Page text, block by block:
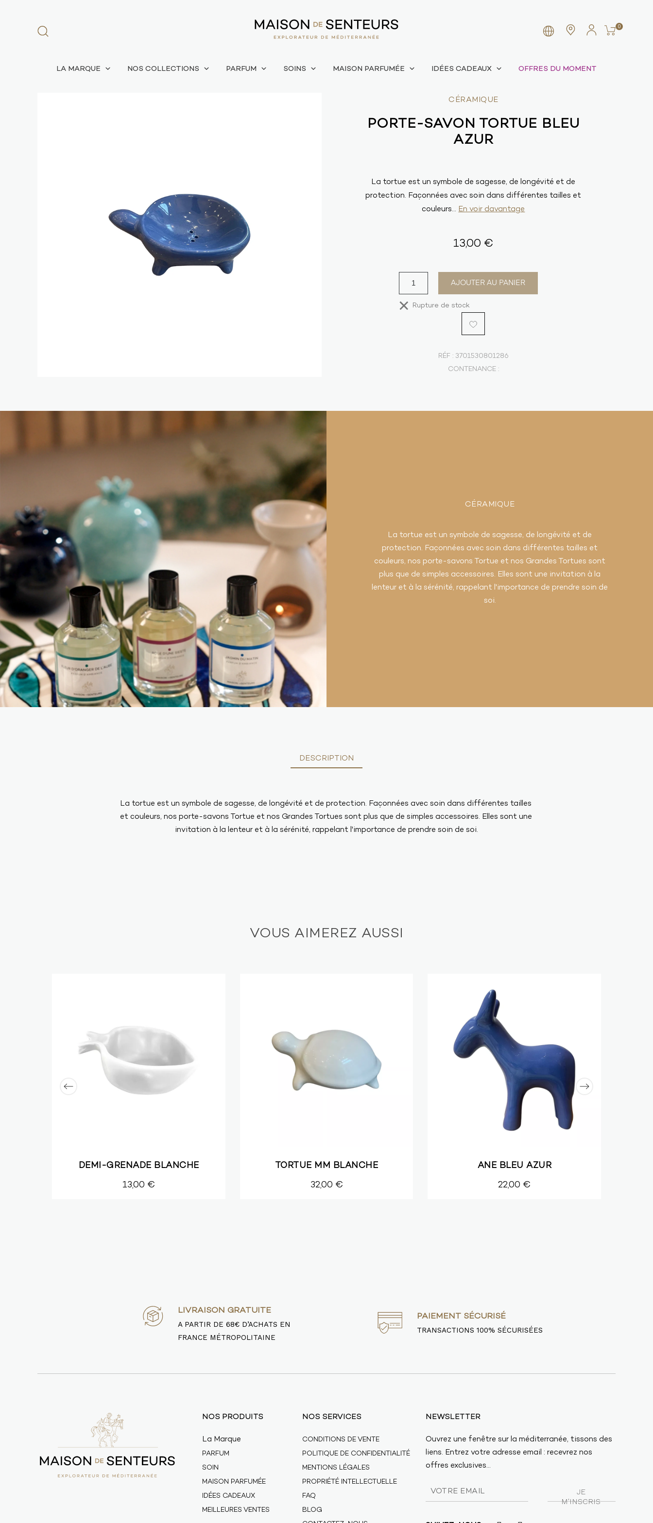
0
LA MARQUE NOS COLLECTIONS PARFUM SOINS MAISON PARFUMÉE IDÉES CADEAUX OFFRES DU MOMENT
CÉRAMIQUE
PORTE-SAVON TORTUE BLEU
AZUR
La tortue est un symbole de sagesse, de longévité et de
protection. Façonnées avec soin dans différentes tailles et
couleurs... En voir davantage
13,00 €
AJOUTER AU PANIER
Rupture de stock
RÉF : 3701530801286
CONTENANCE :
CÉRAMIQUE
La tortue est un symbole de sagesse, de longévité et de
protection. Façonnées avec soin dans différentes tailles et
couleurs, nos porte-savons Tortue et nos Grandes Tortues sont
plus que de simples accessoires. Elles sont une invitation à la
lenteur et à la sérénité, rappelant l'importance de prendre soin de
soi.
DESCRIPTION
La tortue est un symbole de sagesse, de longévité et de protection. Façonnées avec soin dans différentes tailles
et couleurs, nos porte-savons Tortue et nos Grandes Tortues sont plus que de simples accessoires. Elles sont une
invitation à la lenteur et à la sérénité, rappelant l'importance de prendre soin de soi.
VOUS AIMEREZ AUSSI
DEMI-GRENADE BLANCHE
13,00 €
TORTUE MM BLANCHE
32,00 €
ANE BLEU AZUR
22,00 €
LIVRAISON GRATUITE
A PARTIR DE 68€ D’ACHATS EN
FRANCE MÉTROPOLITAINE
PAIEMENT SÉCURISÉ
TRANSACTIONS 100% SÉCURISÉES
NOS PRODUITS
La Marque
PARFUM
SOIN
MAISON PARFUMÉE
IDÉES CADEAUX
MEILLEURES VENTES
NOS SERVICES
CONDITIONS DE VENTE
POLITIQUE DE CONFIDENTIALITÉ
MENTIONS LÉGALES
PROPRIÉTÉ INTELLECTUELLE
FAQ
BLOG
NEWSLETTER
Ouvrez une fenêtre sur la méditerranée, tissons des
liens. Entrez votre adresse email : recevrez nos
offres exclusives...